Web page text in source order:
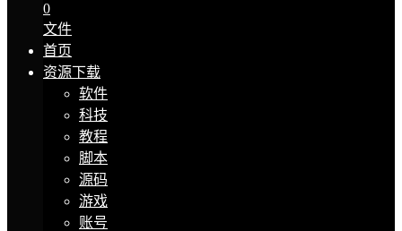
0
文件
首页
资源下载
软件
科技
教程
脚本
源码
游戏
账号